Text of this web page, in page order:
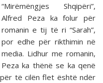
“Mirëmëngjes Shqipëri”,
Alfred Peza ka folur për
romanin e tij të ri “Sarah”,
por edhe për rikthimin në
media. Lidhur me romanin,
Peza ka thënë se ka qenë
të cilën flet është ndër